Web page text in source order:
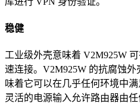
稳健
工业级外壳意味着 V2M925W
速连接。V2M925W 的抗腐蚀
味着它可以在几乎任何环境中
灵活的电源输入允许路由器由任